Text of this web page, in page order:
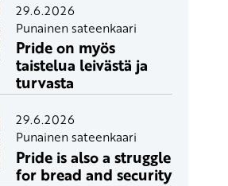
29.6.2026
Punainen sateenkaari
Pride on myös
taistelua leivästä ja
turvasta
29.6.2026
Punainen sateenkaari
Pride is also a struggle
for bread and security